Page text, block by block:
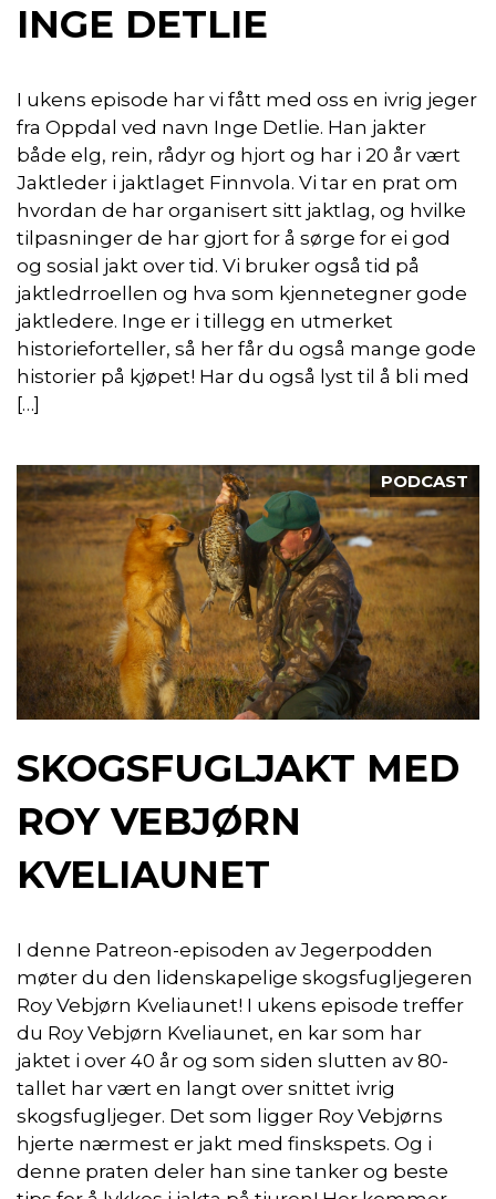
INGE DETLIE
I ukens episode har vi fått med oss en ivrig jeger
fra Oppdal ved navn Inge Detlie. Han jakter
både elg, rein, rådyr og hjort og har i 20 år vært
Jaktleder i jaktlaget Finnvola. Vi tar en prat om
hvordan de har organisert sitt jaktlag, og hvilke
tilpasninger de har gjort for å sørge for ei god
og sosial jakt over tid. Vi bruker også tid på
jaktledrroellen og hva som kjennetegner gode
jaktledere. Inge er i tillegg en utmerket
historieforteller, så her får du også mange gode
historier på kjøpet! Har du også lyst til å bli med
[…]
PODCAST
SKOGSFUGLJAKT MED
ROY VEBJØRN
KVELIAUNET
I denne Patreon-episoden av Jegerpodden
møter du den lidenskapelige skogsfugljegeren
Roy Vebjørn Kveliaunet! I ukens episode treffer
du Roy Vebjørn Kveliaunet, en kar som har
jaktet i over 40 år og som siden slutten av 80-
tallet har vært en langt over snittet ivrig
skogsfugljeger. Det som ligger Roy Vebjørns
hjerte nærmest er jakt med finskspets. Og i
denne praten deler han sine tanker og beste